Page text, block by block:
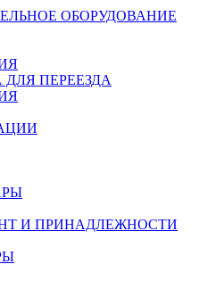
ОБОРУДОВАНИЕ
ПЕРЕЕЗДА
И ПРИНАДЛЕЖНОСТИ